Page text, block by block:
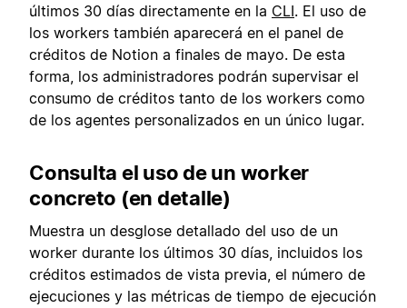
últimos 30 días directamente en la CLI. El uso de
los workers también aparecerá en el panel de
créditos de Notion a finales de mayo. De esta
forma, los administradores podrán supervisar el
consumo de créditos tanto de los workers como
de los agentes personalizados en un único lugar.
Consulta el uso de un worker
concreto (en detalle)
Muestra un desglose detallado del uso de un
worker durante los últimos 30 días, incluidos los
créditos estimados de vista previa, el número de
ejecuciones y las métricas de tiempo de ejecución